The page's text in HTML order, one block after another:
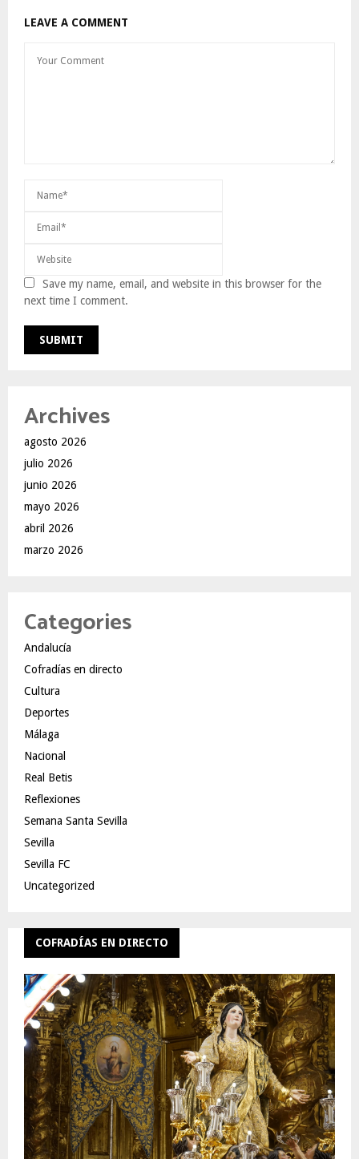
LEAVE A COMMENT
Save my name, email, and website in this browser for the
next time I comment.
Archives
agosto 2026
julio 2026
junio 2026
mayo 2026
abril 2026
marzo 2026
Categories
Andalucía
Cofradías en directo
Cultura
Deportes
Málaga
Nacional
Real Betis
Reflexiones
Semana Santa Sevilla
Sevilla
Sevilla FC
Uncategorized
COFRADÍAS EN DIRECTO